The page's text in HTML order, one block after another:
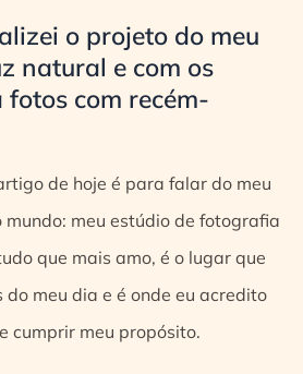
o projeto do meu
natural e com os
com recém-
de hoje é para falar do meu
mundo: meu estúdio de fotografia
que mais amo, é o lugar que
do meu dia e é onde eu acredito
cumprir meu propósito.